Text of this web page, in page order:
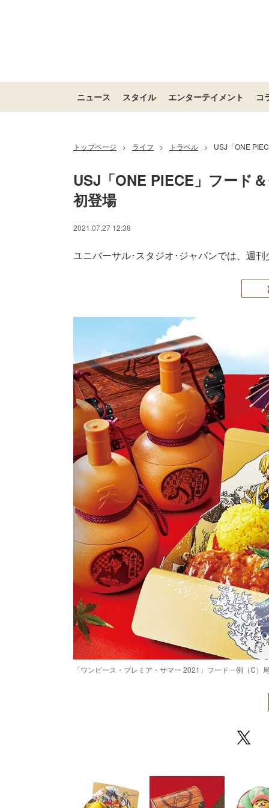
ニュース スタイル エンターテイメント コ
トップページ > ライフ > トラベル > USJ「ONE
USJ「ONE PIECE」フード
初登場
2021.07.27 12:38
ユニバーサル･スタジオ･ジャパンでは、週
「ワンピース・プレミア・サマー 2021」フード一例（C